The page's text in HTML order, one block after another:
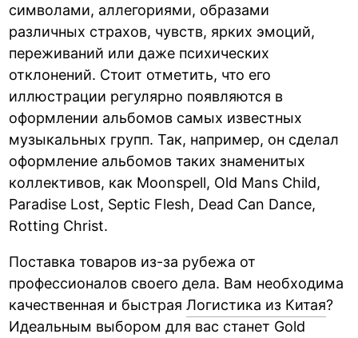
символами, аллегориями, образами
различных страхов, чувств, ярких эмоций,
переживаний или даже психических
отклонений. Стоит отметить, что его
иллюстрации регулярно появляются в
оформлении альбомов самых известных
музыкальных групп. Так, например, он сделал
оформление альбомов таких знаменитых
коллективов, как Moonspell, Old Mans Child,
Paradise Lost, Septic Flesh, Dead Can Dance,
Rotting Christ.
Поставка товаров из-за рубежа от
профессионалов своего дела. Вам необходима
качественная и быстраяЛогистика из Китая?
Идеальным выбором для вас станет Gold